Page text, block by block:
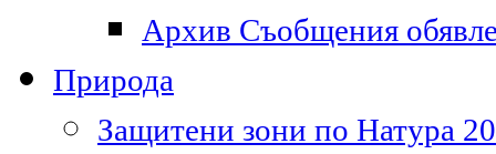
Архив Съобщения
Природа
Защитени зони по Натура